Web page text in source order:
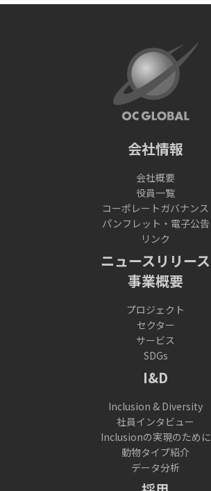
会社情報
会社概要
役員一覧
コーポレートガバナンス
パンフレット・電子公告
リンク
ニュースリリース
事業概要
プロジェクト
セクター
サービス
SDGs
I&D
Inclusion & Diversity
社員インタビュー
Inclusionの実現のために
動物タイプ紹介
データ分析